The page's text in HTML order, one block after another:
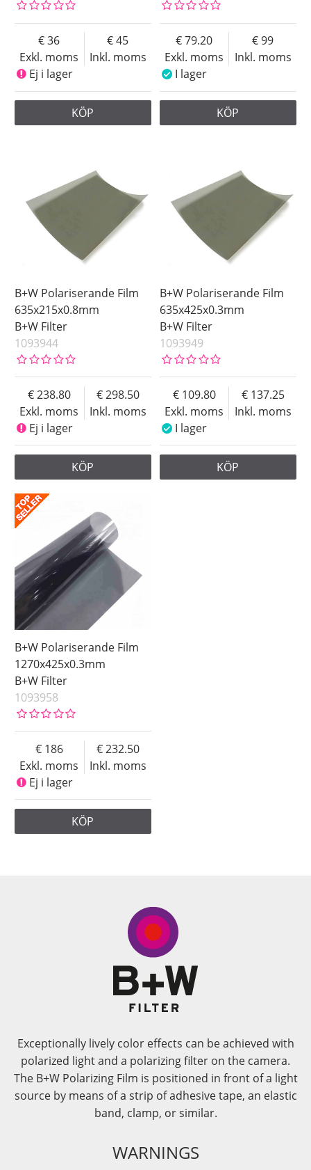
Exkl. moms
36
Inkl. moms
45
Ej i lager
KÖP
Exkl. moms
79.20
Inkl. moms
99
I lager
KÖP
B+W Polariserande Film
635x215x0.8mm
B+W Filter
1093944
Exkl. moms
238.80
Inkl. moms
298.50
Ej i lager
KÖP
B+W Polariserande Film
635x425x0.3mm
B+W Filter
1093949
Exkl. moms
109.80
Inkl. moms
137.25
I lager
KÖP
B+W Polariserande Film
1270x425x0.3mm
B+W Filter
1093958
Exkl. moms
186
Inkl. moms
232.50
Ej i lager
KÖP
Exceptionally lively color effects can be achieved with
polarized light and a polarizing filter on the camera.
The B+W Polarizing Film is positioned in front of a light
source by means of a strip of adhesive tape, an elastic
band, clamp, or similar.
WARNINGS